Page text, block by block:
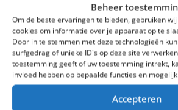
Beheer
Om de beste ervaringen te bieden, gebruiken
cookies om informatie over je apparaat op te
Door in te stemmen met deze technologieën
surfgedrag of unieke ID's op deze site
toestemming geeft of uw toestemming intrekt,
invloed hebben op bepaalde functies en
Accepteren
Bosch Intuvia 100 + LED Remote
Loopondersteuning
Loopondersteuning tot 6 km/h